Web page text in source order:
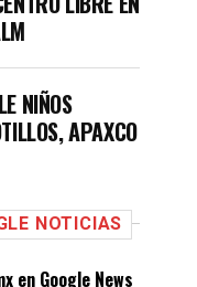
NIÑOS
APAXCO
NOTICIAS